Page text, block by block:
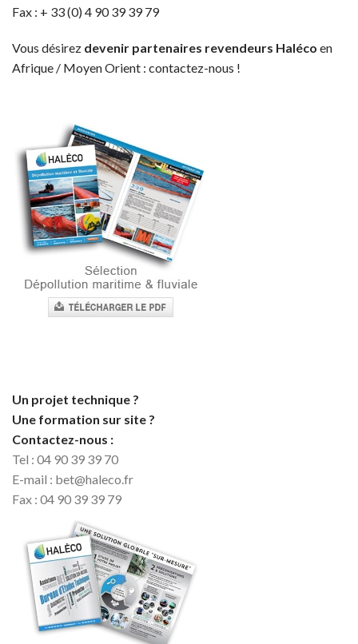
Fax : + 33 (0) 4 90 39 39 79
Vous désirez devenir partenaires revendeurs Haléco en
Afrique / Moyen Orient : contactez-nous !
Un projet technique ?
Une formation sur site ?
Contactez-nous :
Tel : 04 90 39 39 70
E-mail : bet@haleco.fr
Fax : 04 90 39 39 79